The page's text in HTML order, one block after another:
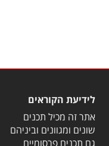
לידיעת הקוראים
אתר זה מכיל תכנים
שונים ומגוונים וביניהם
גם תכנים פרסומיים